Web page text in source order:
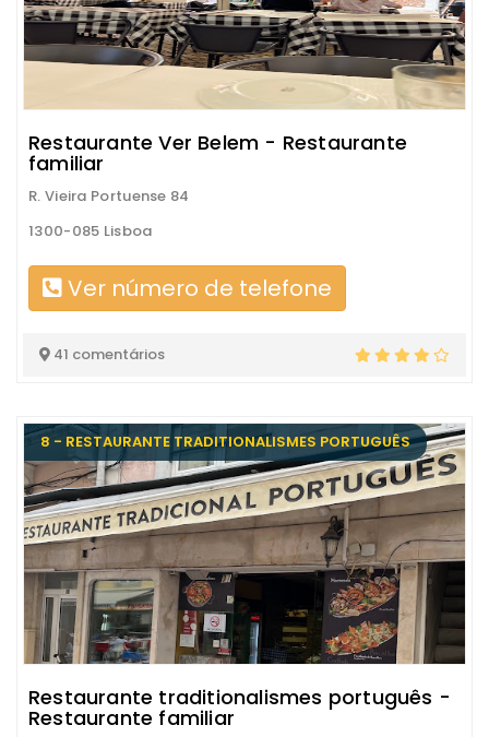
Restaurante Ver Belem - Restaurante
familiar
R. Vieira Portuense 84
1300-085 Lisboa
Ver número de telefone
41 comentários
8 - RESTAURANTE TRADITIONALISMES PORTUGUÊS
Restaurante traditionalismes português -
Restaurante familiar